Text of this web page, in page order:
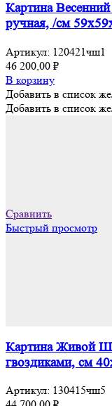
Картина
ручная, /см
Артикул: 120421чш1
46 200,00 ₽
В корзину
Добавить в список
Добавить в список
Сравнить
Быстрый просмотр
Картина Живой
гвоздиками, см
Артикул: 130415чш5